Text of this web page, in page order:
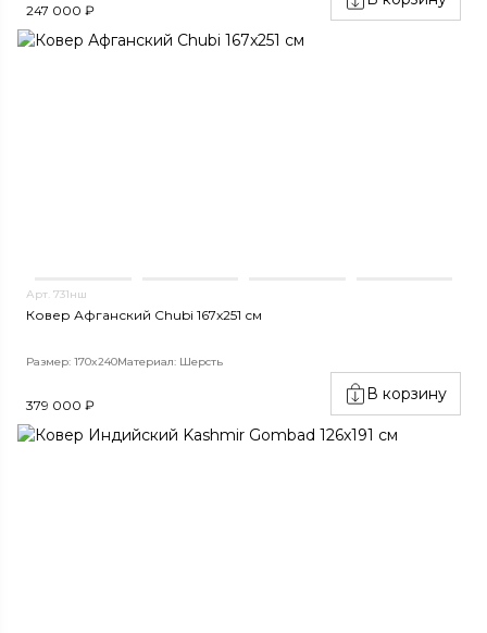
247 000 ₽
Арт. 731нш
Ковер Афганский Chubi 167x251 см
Размер: 170x240Материал: Шерсть
379 000 ₽
В корзину